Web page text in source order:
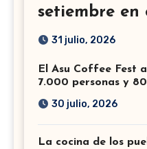
setiembre en
31 julio, 2026
El Asu Coffee Fest
7.000 personas y
30 julio, 2026
La cocina de los